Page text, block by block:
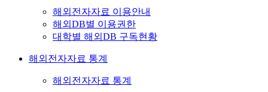
해외전자자료 이용안내
해외DB별 이용권한
대학별 해외DB 구독현황
해외전자자료 통계
해외전자자료 통계